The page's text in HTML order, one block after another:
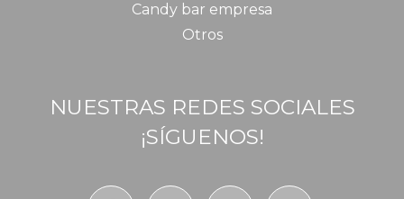
Candy bar empresa
Otros
NUESTRAS REDES SOCIALES
¡SÍGUENOS!